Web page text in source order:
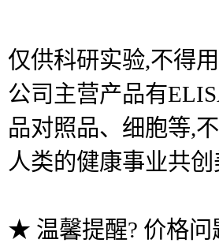
仅供科研实验,不得
公司主营产品有
品对照品、细胞等,
人类的健康事业共
★ 温馨提醒? 价格问